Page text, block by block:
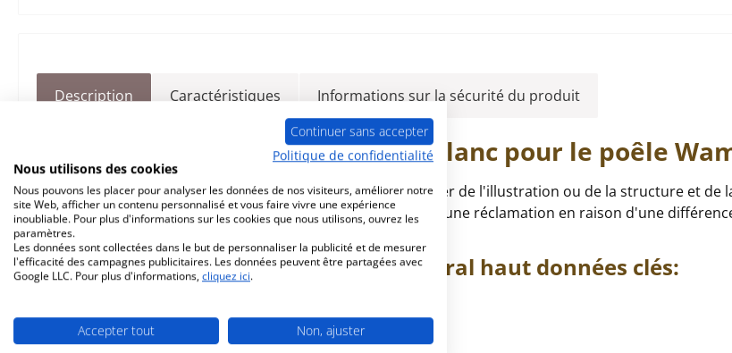
Description Caractéristiques Informations sur la sécurité du produit
habillage latéralhautblanc pour le poêle
Pour cet article, la structure et la couleur peuvent différer de l'illustration ou de la structure et
n'est pas possible d'annuler une commande ou de faire une réclamation en raison d'une
WamslerModulo70/150habillage latéral haut données clés:
plaque latérale, habillage
couleur blanc
Continuer sans accepter
Politique de confidentialité
Nous utilisons des cookies
Nous pouvons les placer pour analyser les données de nos visiteurs, améliorer notre
site Web, afficher un contenu personnalisé et vous faire vivre une expérience
inoubliable. Pour plus d'informations sur les cookies que nous utilisons, ouvrez les
paramètres.
Les données sont collectées dans le but de personnaliser la publicité et de mesurer
l'efficacité des campagnes publicitaires. Les données peuvent être partagées avec
Google LLC. Pour plus d'informations, cliquez ici.
Accepter tout Non, ajuster